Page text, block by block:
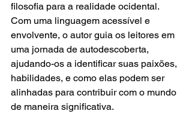
filosofia para a realidade ocidental.
Com uma linguagem acessível e
envolvente, o autor guia os leitores em
uma jornada de autodescoberta,
ajudando-os a identificar suas paixões,
habilidades, e como elas podem ser
alinhadas para contribuir com o mundo
de maneira significativa.